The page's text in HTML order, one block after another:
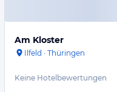
Am Kloster
Ilfeld · Thüringen
Keine Hotelbewertungen